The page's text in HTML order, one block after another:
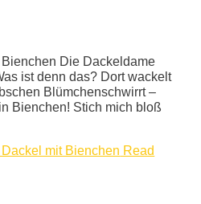
Die Dackeldame
ist denn das? Dort wackelt
Blümchenschwirrt –
Bienchen! Stich mich bloß
mit Bienchen Read